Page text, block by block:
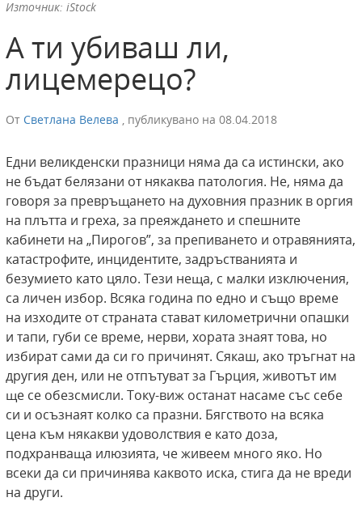
Източник: iStock
А ти убиваш ли,
лицемерецо?
От Светлана Велева , публикувано на 08.04.2018
Едни великденски празници няма да са истински, ако
не бъдат белязани от някаква патология. Не, няма да
говоря за превръщането на духовния празник в оргия
на плътта и греха, за преяждането и спешните
кабинети на „Пирогов”, за препиването и отравянията,
катастрофите, инцидентите, задръстванията и
безумието като цяло. Тези неща, с малки изключения,
са личен избор. Всяка година по едно и също време
на изходите от страната стават километрични опашки
и тапи, губи се време, нерви, хората знаят това, но
избират сами да си го причинят. Сякаш, ако тръгнат на
другия ден, или не отпътуват за Гърция, животът им
ще се обезсмисли. Току-виж останат насаме със себе
си и осъзнаят колко са празни. Бягството на всяка
цена към някакви удоволствия е като доза,
подхранваща илюзията, че живеем много яко. Но
всеки да си причинява каквото иска, стига да не вреди
на други.